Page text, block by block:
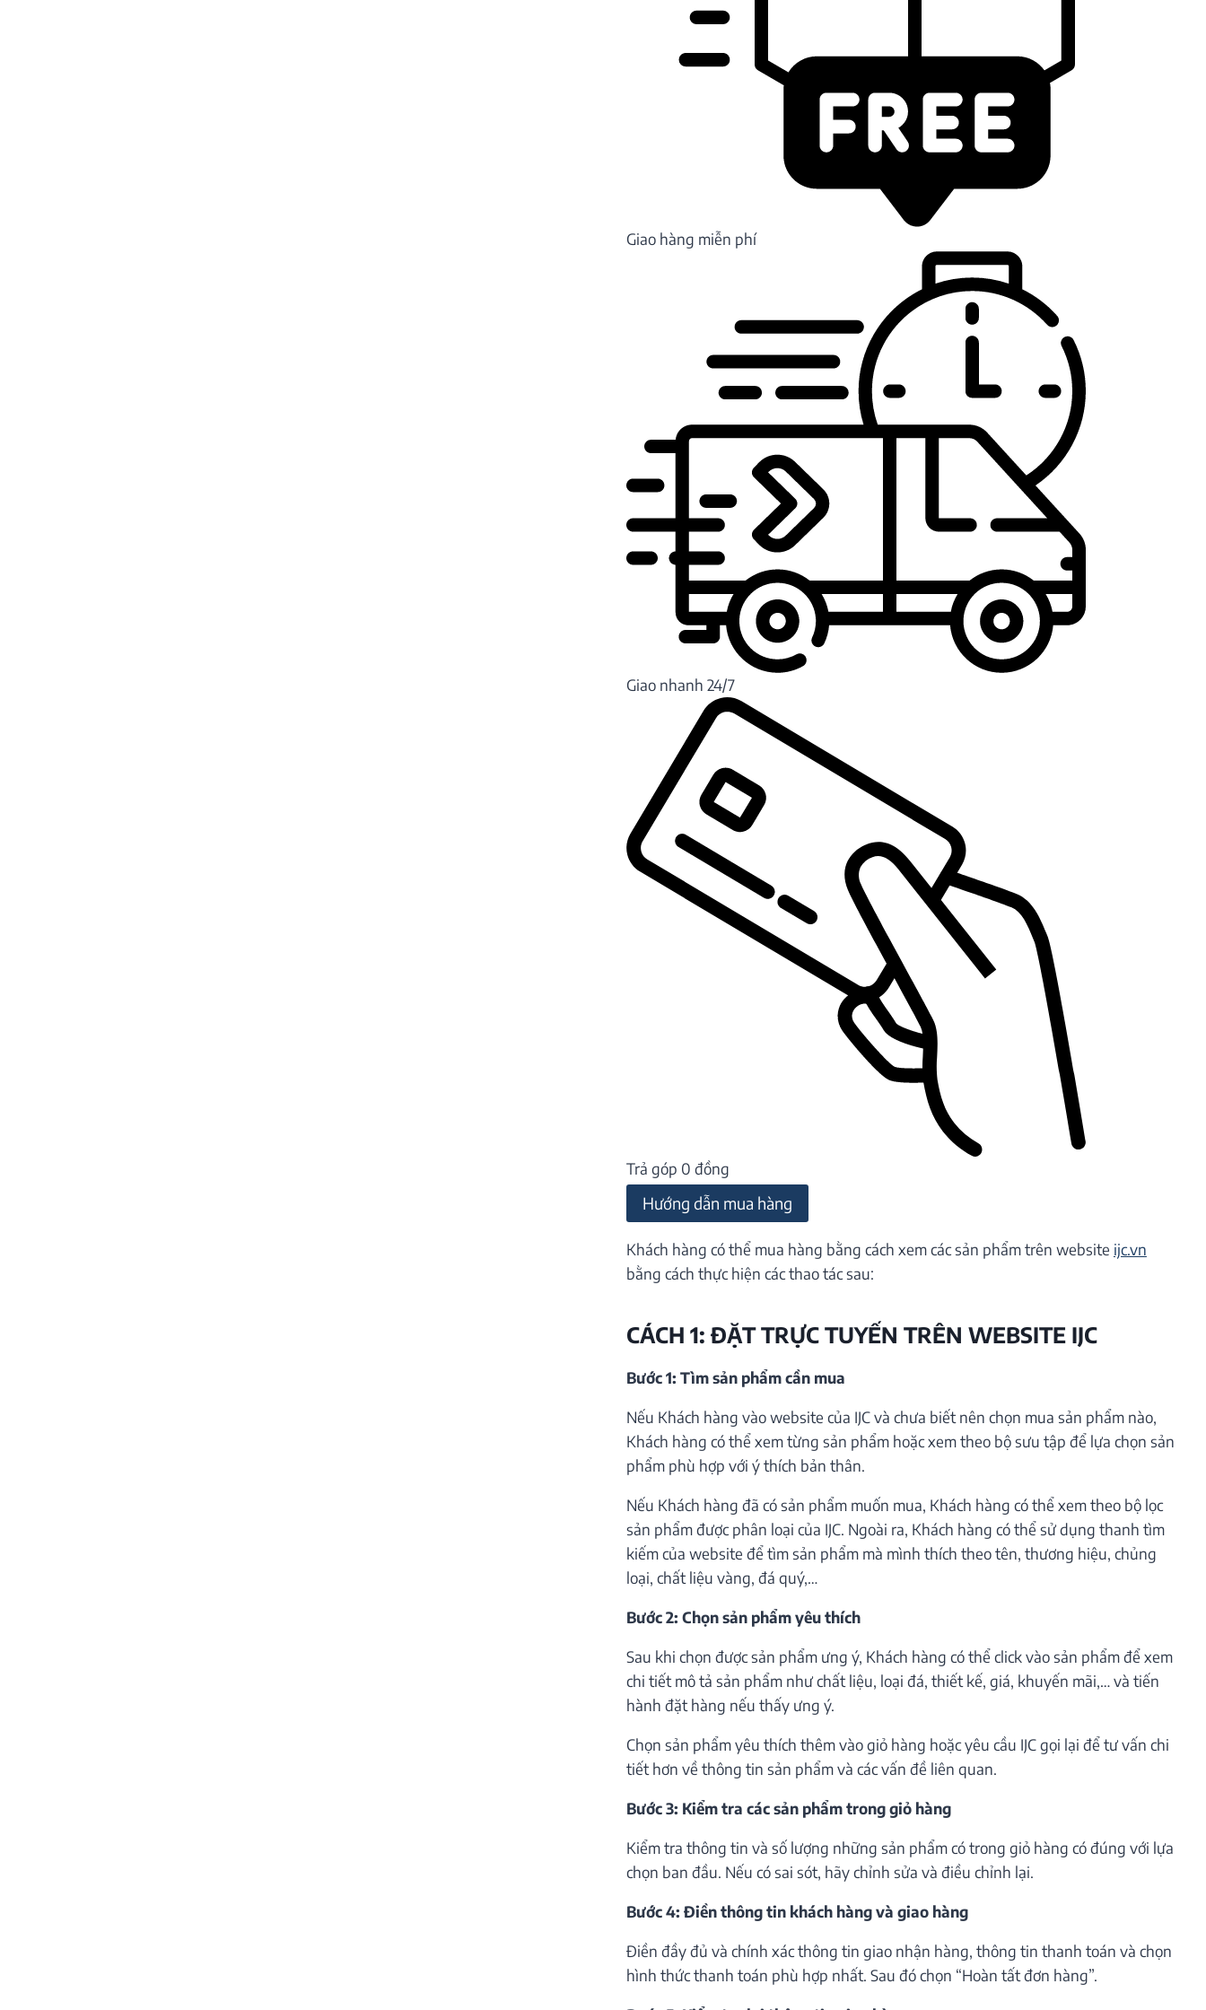
Giao hàng miễn phí
Giao nhanh 24/7
Trả góp 0 đồng
Hướng dẫn mua hàng
Khách hàng có thể mua hàng bằng cách xem các sản phẩm trên website ijc.vn
bằng cách thực hiện các thao tác sau:
CÁCH 1: ĐẶT TRỰC TUYẾN TRÊN WEBSITE IJC
Bước 1: Tìm sản phẩm cần mua
Nếu Khách hàng vào website của IJC và chưa biết nên chọn mua sản phẩm nào,
Khách hàng có thể xem từng sản phẩm hoặc xem theo bộ sưu tập để lựa chọn sản
phẩm phù hợp với ý thích bản thân.
Nếu Khách hàng đã có sản phẩm muốn mua, Khách hàng có thể xem theo bộ lọc
sản phẩm được phân loại của IJC. Ngoài ra, Khách hàng có thể sử dụng thanh tìm
kiếm của website để tìm sản phẩm mà mình thích theo tên, thương hiệu, chủng
loại, chất liệu vàng, đá quý,…
Bước 2: Chọn sản phẩm yêu thích
Sau khi chọn được sản phẩm ưng ý, Khách hàng có thể click vào sản phẩm để xem
chi tiết mô tả sản phẩm như chất liệu, loại đá, thiết kế, giá, khuyến mãi,… và tiến
hành đặt hàng nếu thấy ưng ý.
Chọn sản phẩm yêu thích thêm vào giỏ hàng hoặc yêu cầu IJC gọi lại để tư vấn chi
tiết hơn về thông tin sản phẩm và các vấn đề liên quan.
Bước 3: Kiểm tra các sản phẩm trong giỏ hàng
Kiểm tra thông tin và số lượng những sản phẩm có trong giỏ hàng có đúng với lựa
chọn ban đầu. Nếu có sai sót, hãy chỉnh sửa và điều chỉnh lại.
Bước 4: Điền thông tin khách hàng và giao hàng
Điền đầy đủ và chính xác thông tin giao nhận hàng, thông tin thanh toán và chọn
hình thức thanh toán phù hợp nhất. Sau đó chọn “Hoàn tất đơn hàng”.